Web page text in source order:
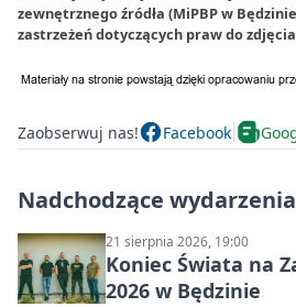
zewnętrznego źródła (MiPBP w
zastrzeżeń dotyczących praw do
Zaobserwuj nas! Facebook
Nadchodzące wydarzenia
21 sierpnia 2026, 19:00
Koniec Świata na
2026 w Będzinie